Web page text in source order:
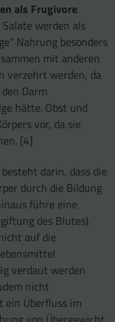
als Frugivore
werden als
Nahrung besonders
mit anderen
verzehrt werden, da
Darm
hätte. Obst und
vor, da sie
[4]
darin, dass die
durch die Bildung
führe eine
des Blutes).
auf die
verdaut werden
nicht
ein Überfluss im